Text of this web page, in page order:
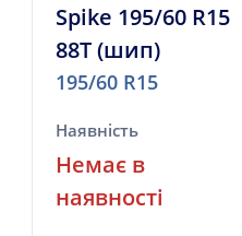
Spike 195/60 R15
88T (шип)
195/60 R15
Наявність
Немає в
наявності